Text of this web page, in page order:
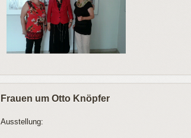
Frauen um Otto Knöpfer
Ausstellung: